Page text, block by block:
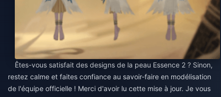
Êtes-vous satisfait des designs de la peau Essence 2 ? Sinon,
restez calme et faites confiance au savoir-faire en modélisation
de l'équipe officielle ! Merci d'avoir lu cette mise à jour. Je vous